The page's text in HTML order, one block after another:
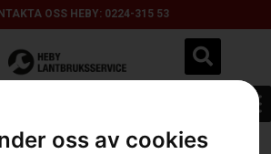
oss av cookies
OSS HEBY: 0224-315 53